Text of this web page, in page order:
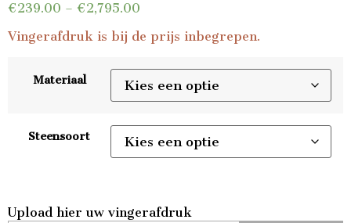
€239.00 – €2,795.00
Vingerafdruk is bij de prijs inbegrepen.
Materiaal
Steensoort
Upload hier uw vingerafdruk